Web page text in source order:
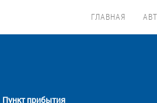
ГЛАВНАЯ
Пункт прибытия